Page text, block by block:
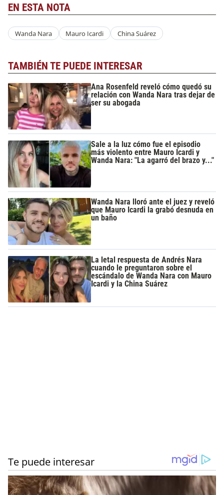
EN ESTA NOTA
Wanda Nara Mauro Icardi China Suárez
TAMBIÉN TE PUEDE INTERESAR
Ana Rosenfeld reveló cómo quedó su
relación con Wanda Nara tras dejar de
ser su abogada
Sale a la luz cómo fue el episodio
más violento entre Mauro Icardi y
Wanda Nara: "La agarró del brazo y..."
Wanda Nara lloró ante el juez y reveló
que Mauro Icardi la grabó desnuda en
un baño
La letal respuesta de Andrés Nara
cuando le preguntaron sobre el
escándalo de Wanda Nara con Mauro
Icardi y la China Suárez